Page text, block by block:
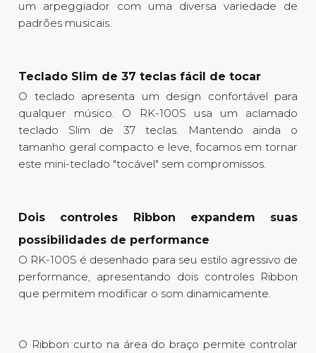
um arpeggiador com uma diversa variedade de
padrões musicais.
Teclado Slim de 37 teclas fácil de tocar
O teclado apresenta um design confortável para
qualquer músico. O RK-100S usa um aclamado
teclado Slim de 37 teclas. Mantendo ainda o
tamanho geral compacto e leve, focamos em tornar
este mini-teclado "tocável" sem compromissos.
Dois controles Ribbon expandem suas
possibilidades de performance
O RK-100S é desenhado para seu estilo agressivo de
performance, apresentando dois controles Ribbon
que permitem modificar o som dinamicamente.
O Ribbon curto na área do braço permite controlar